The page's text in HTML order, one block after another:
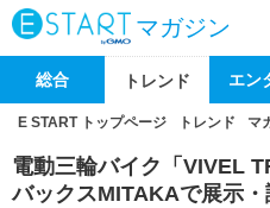
マガジン
総合 トレンド エン
E START トップページ トレンド マ
電動三輪バイク「VIVEL
バックスMITAKAで展示